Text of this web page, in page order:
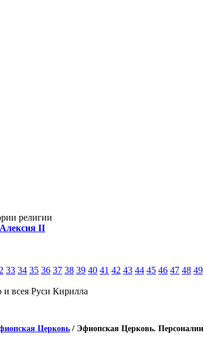
религии
II
33 34 35 36 37 38 39 40 41 42 43 44 45 46 47 48 49
всея Руси Кирилла
Церковь / Эфиопская Церковь. Персоналии